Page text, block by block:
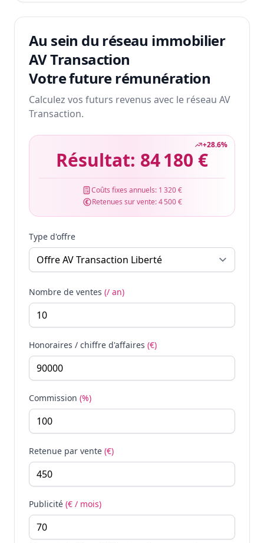
Au sein du réseau immobilier
AV Transaction
Votre future rémunération
Calculez vos futurs revenus avec le réseau AV
Transaction.
+28.6%
Résultat: 84 180 €
Coûts fixes annuels: 1 320 €
Retenues sur vente:4 500 €
Type d'offre
Nombre de ventes (/ an)
Honoraires / chiffre d'affaires (€)
Commission (%)
Retenue par vente (€)
Publicité (€ / mois)